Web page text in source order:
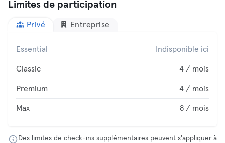
Limites de participation
Privé Entreprise
Essential Indisponible ici
Classic 4 / mois
Premium 4 / mois
Max 8 / mois
Des limites de check-ins supplémentaires peuvent s'appliquer à